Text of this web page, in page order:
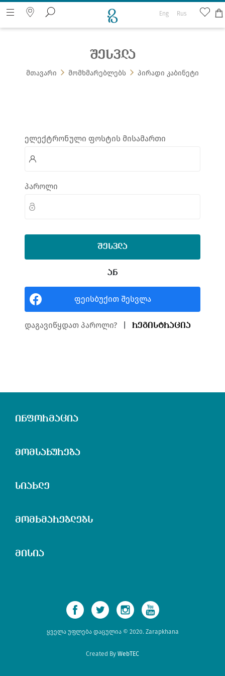
Eng Rus
შესვლა
მთავარი მომხმარებლებს პირადი კაბინეტი
ᲔᲚᲔᲥᲢᲠᲝᲜᲣᲚᲘ ᲤᲝᲡᲢᲘᲡ ᲛᲘᲡᲐᲛᲐᲠᲗᲘ
ᲞᲐᲠᲝᲚᲘ
ᲐᲜ
ფეისბუქით შესვლა
ᲓᲐᲒᲐᲕᲘᲬᲧᲓᲐᲗ ᲞᲐᲠᲝᲚᲘ? ᲠᲔᲒᲘᲡᲢᲠᲐᲪᲘᲐ
ინფორმაცია
მომსახურება
სიახლე
მომხმარებლებს
მისია
ყველა უფლება დაცულია © 2020. Zarapkhana
Created By WebTEC